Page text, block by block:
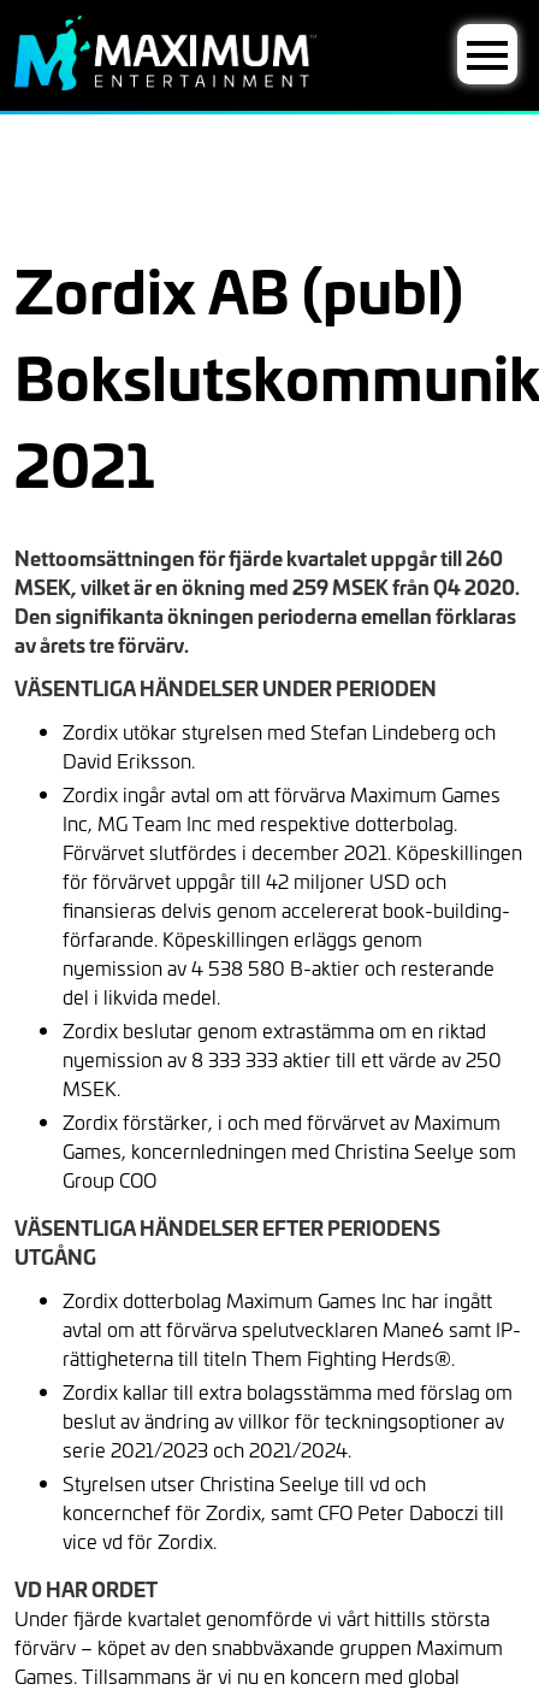
Zordix AB (publ)
2021
Nettoomsättningen för fjärde kvartalet uppgår till 260
MSEK, vilket är en ökning med 259 MSEK från Q4 2020.
Den signifikanta ökningen perioderna emellan förklaras
av årets tre förvärv.
VÄSENTLIGA HÄNDELSER UNDER PERIODEN
Zordix utökar styrelsen med Stefan Lindeberg och
David Eriksson.
Zordix ingår avtal om att förvärva Maximum Games
Inc, MG Team Inc med respektive dotterbolag.
Förvärvet slutfördes i december 2021. Köpeskillingen
för förvärvet uppgår till 42 miljoner USD och
finansieras delvis genom accelererat book-building-
förfarande. Köpeskillingen erläggs genom
nyemission av 4 538 580 B-aktier och resterande
del i likvida medel.
Zordix beslutar genom extrastämma om en riktad
nyemission av 8 333 333 aktier till ett värde av 250
MSEK.
Zordix förstärker, i och med förvärvet av Maximum
Games, koncernledningen med Christina Seelye som
Group COO
VÄSENTLIGA HÄNDELSER EFTER PERIODENS
UTGÅNG
Zordix dotterbolag Maximum Games Inc har ingått
avtal om att förvärva spelutvecklaren Mane6 samt IP-
rättigheterna till titeln Them Fighting Herds®.
Zordix kallar till extra bolagsstämma med förslag om
beslut av ändring av villkor för teckningsoptioner av
serie 2021/2023 och 2021/2024.
Styrelsen utser Christina Seelye till vd och
koncernchef för Zordix, samt CFO Peter Daboczi till
vice vd för Zordix.
VD HAR ORDET
Under fjärde kvartalet genomförde vi vårt hittills största
förvärv – köpet av den snabbväxande gruppen Maximum
Games. Tillsammans är vi nu en koncern med global